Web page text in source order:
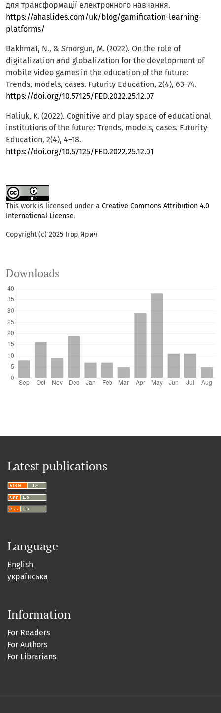
для трансформації електронного навчання.
https://ahaslides.com/uk/blog/gamification-learning-
platforms/
Bakhmat, N., & Smorgun, M. (2022). On the role of
digitalization and globalization for the development of
mobile video games in the education of the future:
Trends, models, cases. Futurity Education, 2(4), 63–74.
https://doi.org/10.57125/FED.2022.25.12.07
Haliuk, K. (2022). Cognitive and play space of educational
institutions of the future: Trends, models, cases. Futurity
Education, 2(4), 4–18.
https://doi.org/10.57125/FED.2022.25.12.01
This work is licensed under a Creative Commons Attribution 4.0
International License.
Copyright (c) 2025 Ігор Ярич
Downloads
Latest publications
Language
English
українська
Information
For Readers
For Authors
For Librarians